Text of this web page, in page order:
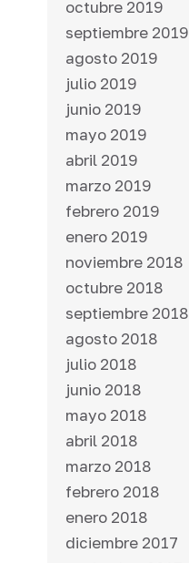
octubre 2019
septiembre 2019
agosto 2019
julio 2019
junio 2019
mayo 2019
abril 2019
marzo 2019
febrero 2019
enero 2019
noviembre 2018
octubre 2018
septiembre 2018
agosto 2018
julio 2018
junio 2018
mayo 2018
abril 2018
marzo 2018
febrero 2018
enero 2018
diciembre 2017